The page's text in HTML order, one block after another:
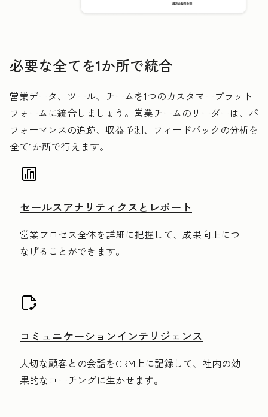
必要な全てを1か所で統合
営業データ、ツール、チームを1つのカスタマープラット
フォームに統合しましょう。営業チームのリーダーは、パ
フォーマンスの追跡、収益予測、フィードバックの分析を
全て1か所で行えます。
セールスアナリティクスとレポート
営業プロセス全体を詳細に把握して、成果向上につ
なげることができます。
コミュニケーションインテリジェンス
大切な顧客との会話をCRM上に記録して、社内の効
果的なコーチングに生かせます。